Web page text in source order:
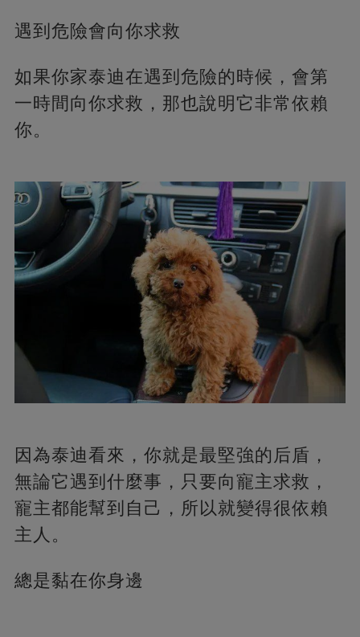
遇到危險會向你求救
如果你家泰迪在遇到危險的時候，會第
一時間向你求救，那也說明它非常依賴
你。
因為泰迪看來，你就是最堅強的后盾，
無論它遇到什麼事，只要向寵主求救，
寵主都能幫到自己，所以就變得很依賴
主人。
總是黏在你身邊